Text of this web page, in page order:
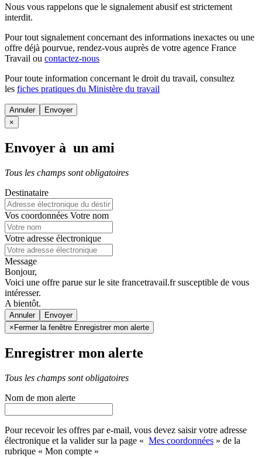
Nous vous rappelons que le signalement abusif est strictement
interdit.
Pour tout signalement concernant des informations inexactes ou une
offre déjà pourvue, rendez-vous auprès de votre agence France
Travail ou contactez-nous
Pour toute information concernant le droit du travail, consultez
les fiches pratiques du Ministère du travail
Annuler
×
Envoyer à un ami
Tous les champs sont obligatoires
Destinataire
Vos coordonnées Votre nom
Votre adresse électronique
Message
Bonjour,
Voici une offre parue sur le site francetravail.fr susceptible de vous
intéresser.
A bientôt.
Annuler
× Fermer la fenêtre Enregistrer mon alerte
Enregistrer mon alerte
Tous les champs sont obligatoires
Nom de mon alerte
Pour recevoir les offres par e-mail, vous devez saisir votre adresse
électronique et la valider sur la page « Mes coordonnées » de la
rubrique « Mon compte »